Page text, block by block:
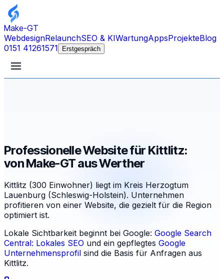
Make-GT
WebdesignRelaunchSEO & KIWartungAppsProjekteBlog
0151 41261571
Erstgespräch
Professionelle Website für Kittlitz:
von Make-GT aus Werther
Kittlitz (300 Einwohner) liegt im Kreis Herzogtum
Lauenburg (Schleswig-Holstein). Unternehmen
profitieren von einer Website, die gezielt für die Region
optimiert ist.
Lokale Sichtbarkeit beginnt bei Google: Google Search
Central: Lokales SEO und ein gepflegtes Google
Unternehmensprofil sind die Basis für Anfragen aus
Kittlitz.